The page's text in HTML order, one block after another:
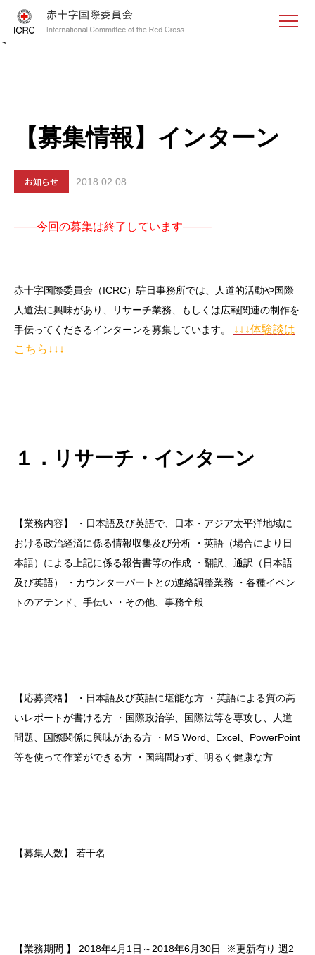
<
【募集情報】インターン
お知らせ 2018.02.08
——今回の募集は終了しています——–
赤十字国際委員会（ICRC）駐日事務所では、人道的活動や国際
人道法に興味があり、リサーチ業務、もしくは広報関連の制作を
手伝ってくださるインターンを募集しています。
↓↓↓体験談は
こちら↓↓↓
１．リサーチ・インターン
【業務内容】
・日本語及び英語で、日本・アジア太平洋地域に
おける政治経済に係る情報収集及び分析 ・英語（場合により日
本語）による上記に係る報告書等の作成 ・翻訳、通訳（日本語
及び英語）
・カウンターパートとの連絡調整業務 ・各種イベン
トのアテンド、手伝い ・その他、事務全般
【応募資格】 ・日本語及び英語に堪能な方 ・英語による質の高
いレポートが書ける方 ・国際政治学、国際法等を専攻し、人道
問題、国際関係に興味がある方 ・MS Word、Excel、PowerPoint
等を使って作業ができる方 ・国籍問わず、明るく健康な方
【募集人数】 若干名
【業務期間 】 2018年4月1日～2018年6月30日 ※更新有り 週2